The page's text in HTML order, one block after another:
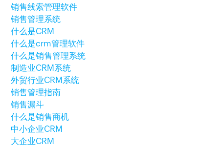
销售线索管理软件
销售管理系统
什么是CRM
什么是crm管理软件
什么是销售管理系统
制造业CRM系统
外贸行业CRM系统
销售管理指南
销售漏斗
什么是销售商机
中小企业CRM
大企业CRM